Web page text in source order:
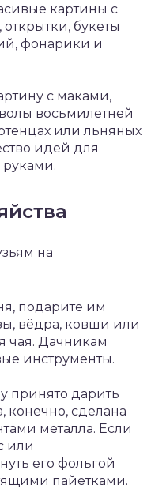
картины с
открытки, букеты
фонарики и
с маками,
восьмилетней
или льняных
идей для
руками.
подарите им
вёдра, ковши или
чая. Дачникам
инструменты.
принято дарить
конечно, сделана
металла. Если
или
его фольгой
пайетками.